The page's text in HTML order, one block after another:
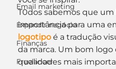
Email marketing
Expandir negócio
Finanças
Freelancer
T0dos sabemos que
importância para uma
logotipo é a tradução
da marca. Um bom logo
qualidades mais